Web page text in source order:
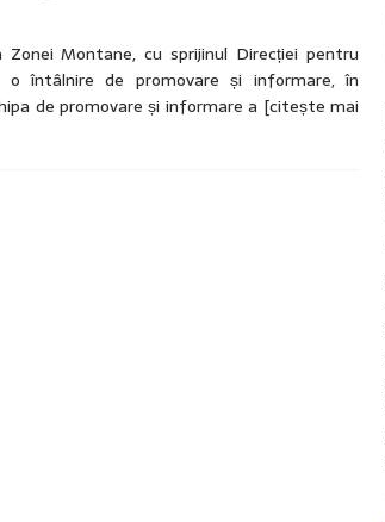
Montane, cu sprijinul Direcției pentru
o întâlnire de promovare și informare, în
de promovare și informare a [citește mai